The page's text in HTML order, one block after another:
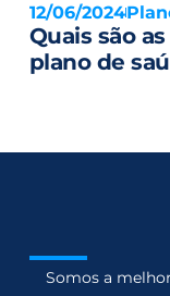
12/06/2024
Quais são
plano de
Somos a